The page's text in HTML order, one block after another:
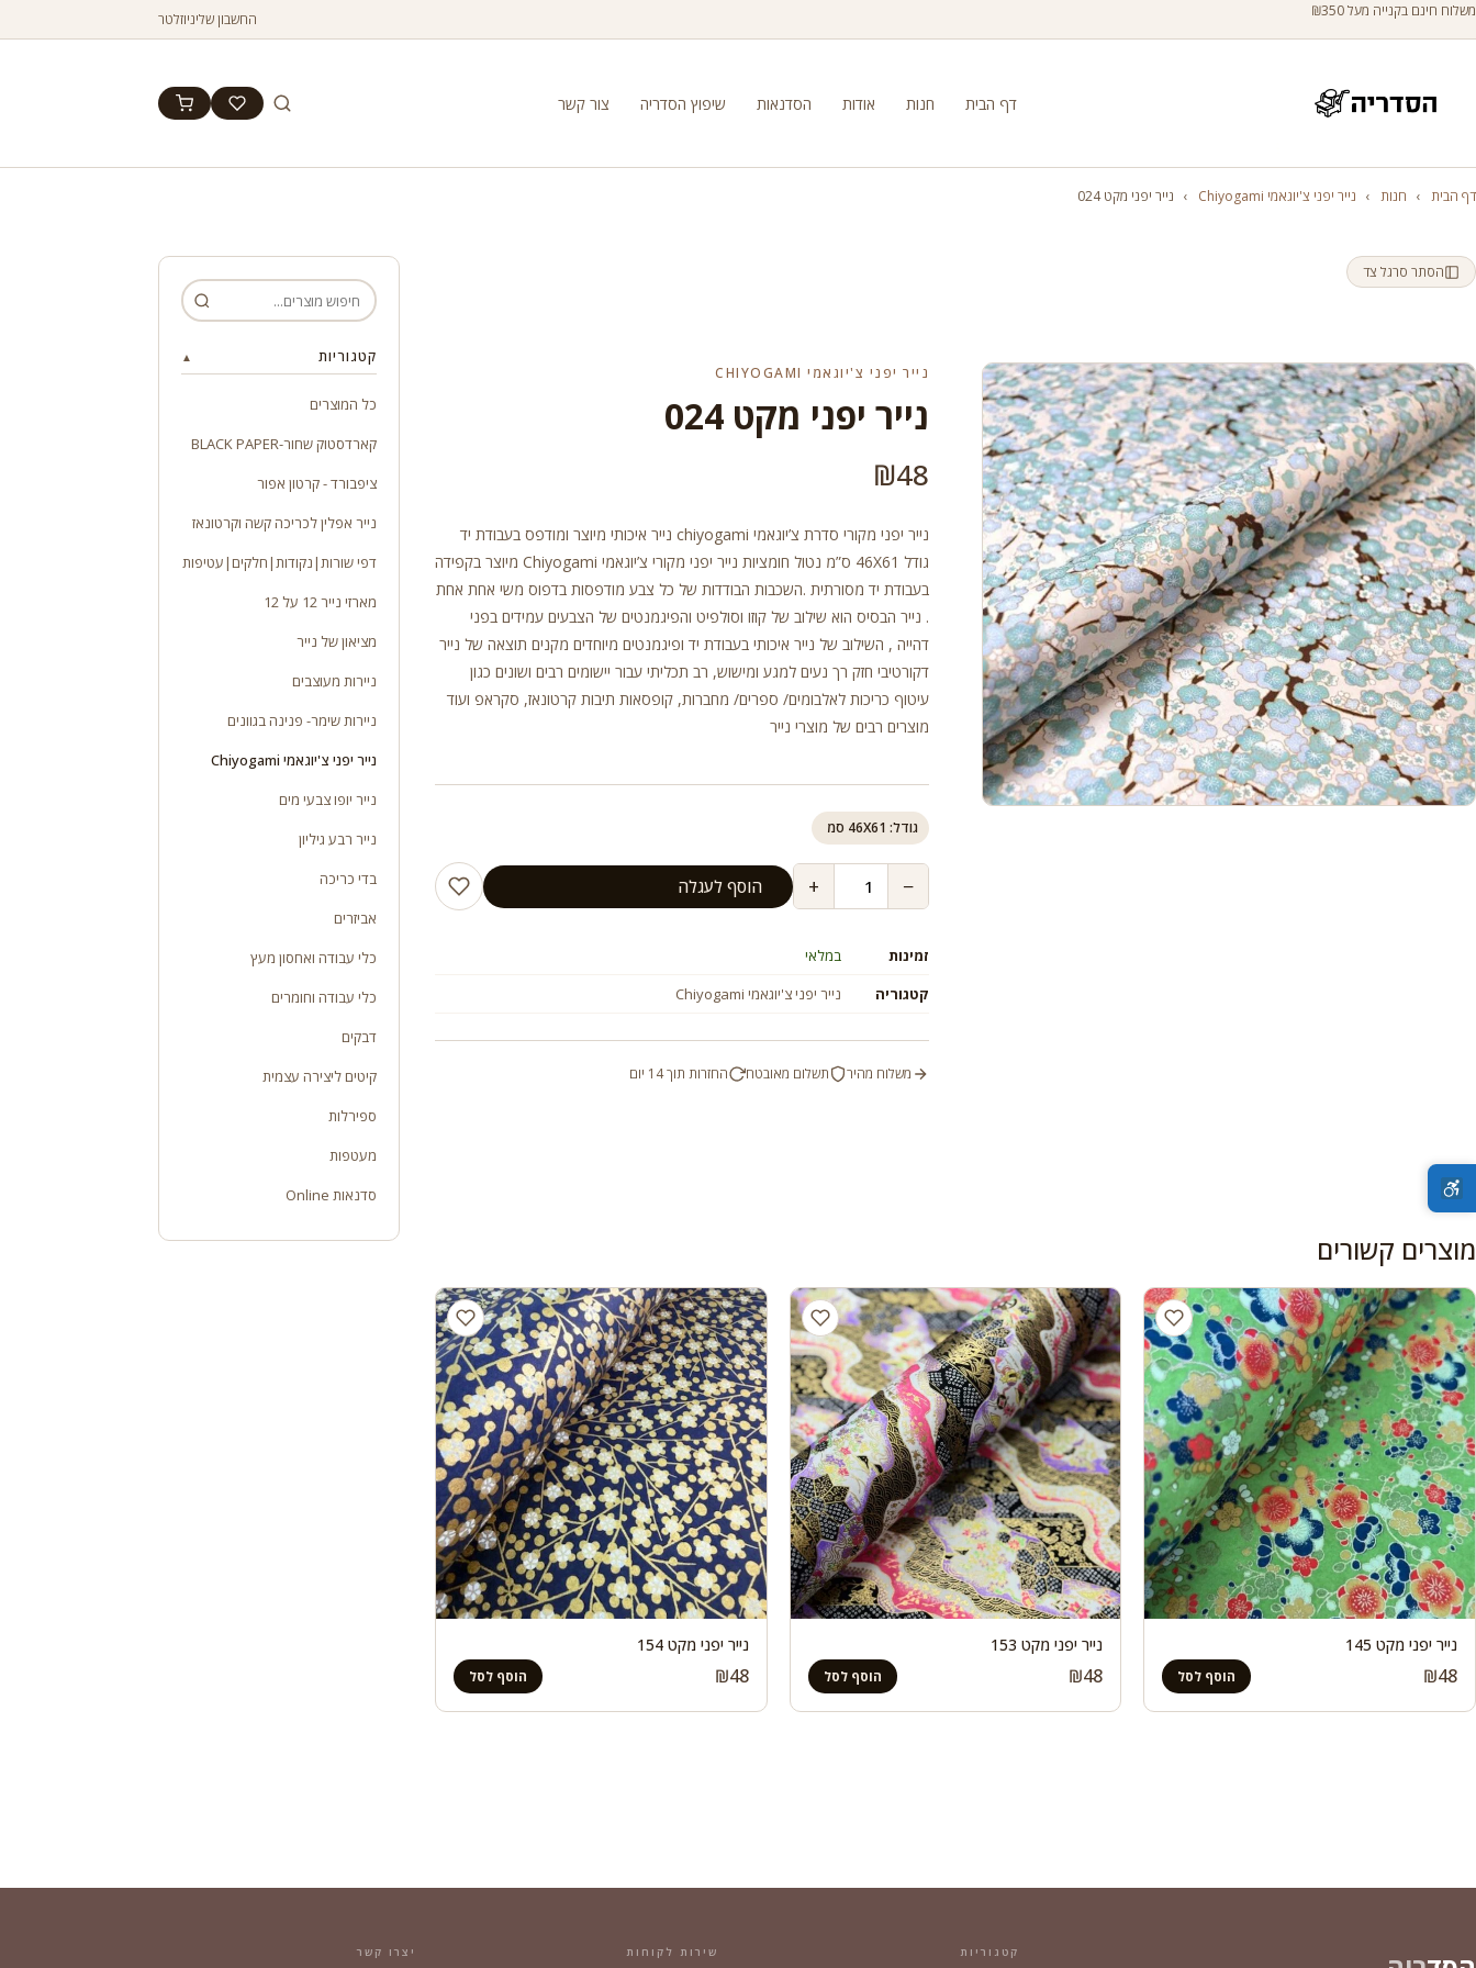
משלוח חינם בקנייה מעל ₪350 החשבון שליניוזלטר
דף הבית חנות אודות הסדנאות שיפוץ הסדריה צור קשר
דף הבית › חנות › נייר יפני צ'יוגאמי Chiyogami › נייר יפני מקט 024
הסתר סרגל צד
נייר יפני צ'יוגאמי CHIYOGAMI
נייר יפני מקט 024
₪48
נייר יפני מקורי סדרת צ’יוגאמי chiyogami נייר איכותי מיוצר ומודפס בעבודת יד
גודל 46X61 ס”מ נטול חומציות נייר יפני מקורי צ’יוגאמי Chiyogami מיוצר בקפידה
בעבודת יד מסורתית .השכבות הבודדות של כל צבע מודפסות בדפוס משי אחת אחת
. נייר הבסיס הוא שילוב של קוזו וסולפיט והפיגמנטים של הצבעים עמידים בפני
דהייה , השילוב של נייר איכותי בעבודת יד ופיגמנטים מיוחדים מקנים תוצאה של נייר
דקורטיבי חזק רך נעים למגע ומישוש, רב תכליתי עבור יישומים רבים ושונים כגון
עיטוף כריכות לאלבומים/ ספרים/ מחברות, קופסאות תיבות קרטונאז, סקראפ ועוד
מוצרים רבים של מוצרי נייר
גודל: 46X61 סמ
−
+ הוסף לעגלה
זמינות
במלאי
קטגוריה
נייר יפני צ'יוגאמי Chiyogami
משלוח מהיר תשלום מאובטח החזרות תוך 14 יום
מוצרים קשורים
נייר יפני מקט 145
₪48 הוסף לסל
נייר יפני מקט 153
₪48 הוסף לסל
נייר יפני מקט 154
₪48 הוסף לסל
קטגוריות ▲
כל המוצרים
קארדסטוק שחור-BLACK PAPER
ציפבורד - קרטון אפור
נייר אפלין לכריכה קשה וקרטונאז
דפי שורות|נקודות|חלקים|עטיפות
מארזי נייר 12 על 12
מציאון של נייר
ניירות מעוצבים
ניירות שימר- פנינה בגוונים
נייר יפני צ'יוגאמי Chiyogami
נייר יופו צבעי מים
נייר רבע גיליון
בדי כריכה
אביזרים
כלי עבודה ואחסון מעץ
כלי עבודה וחומרים
דבקים
קיטים ליצירה עצמית
ספירלות
מעטפות
סדנאות Online
קטגוריות שירות לקוחות יצרו קשר